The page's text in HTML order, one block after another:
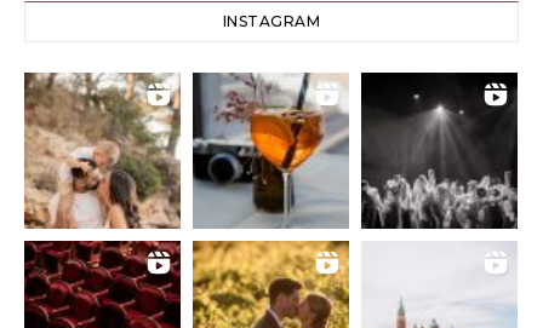
INSTAGRAM